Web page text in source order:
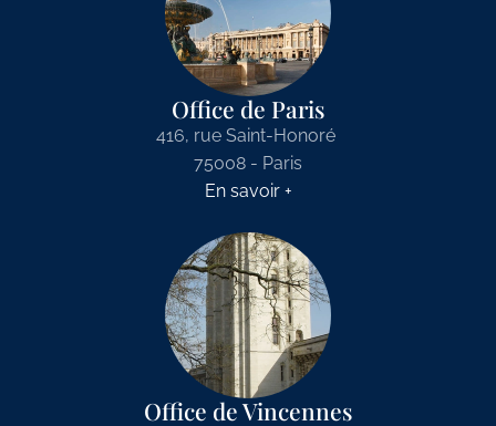
Office de Paris
416, rue Saint-Honoré
75008 - Paris
En savoir +
Office de Vincennes